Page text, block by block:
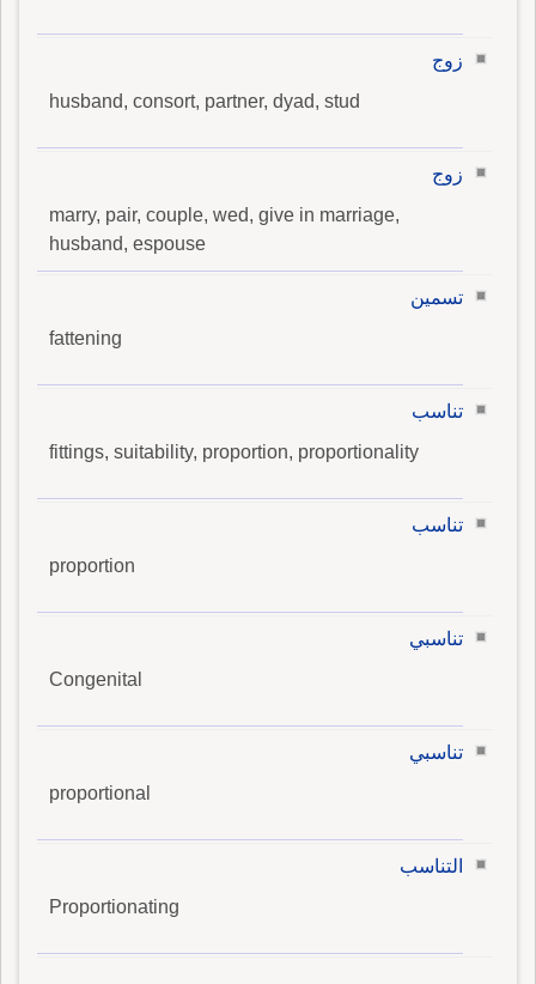
زوج
husband, consort, partner, dyad, stud
زوج
marry, pair, couple, wed, give in marriage,
husband, espouse
تسمين
fattening
تناسب
fittings, suitability, proportion, proportionality
تناسب
proportion
تناسبي
Congenital
تناسبي
proportional
التناسب
Proportionating